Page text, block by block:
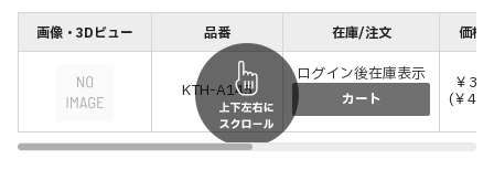
画像・3Dビュー 品番 在庫/注文 価格(
KTH-A145
ログイン後在庫表示
カート
￥
(￥